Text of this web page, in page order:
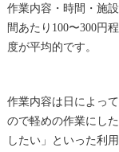
作業内容・時間・施
間あたり100〜300円
度が平均的です。
作業内容は日によっ
ので軽めの作業にし
したい」といった利